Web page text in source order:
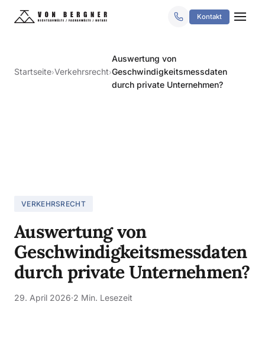
Kontakt
Startseite›Verkehrsrecht›
Auswertung von
Geschwindigkeitsmessdaten
durch private Unternehmen?
VERKEHRSRECHT
Auswertung von
Geschwindigkeitsmessdaten
durch private Unternehmen?
29. April 2026·2 Min. Lesezeit